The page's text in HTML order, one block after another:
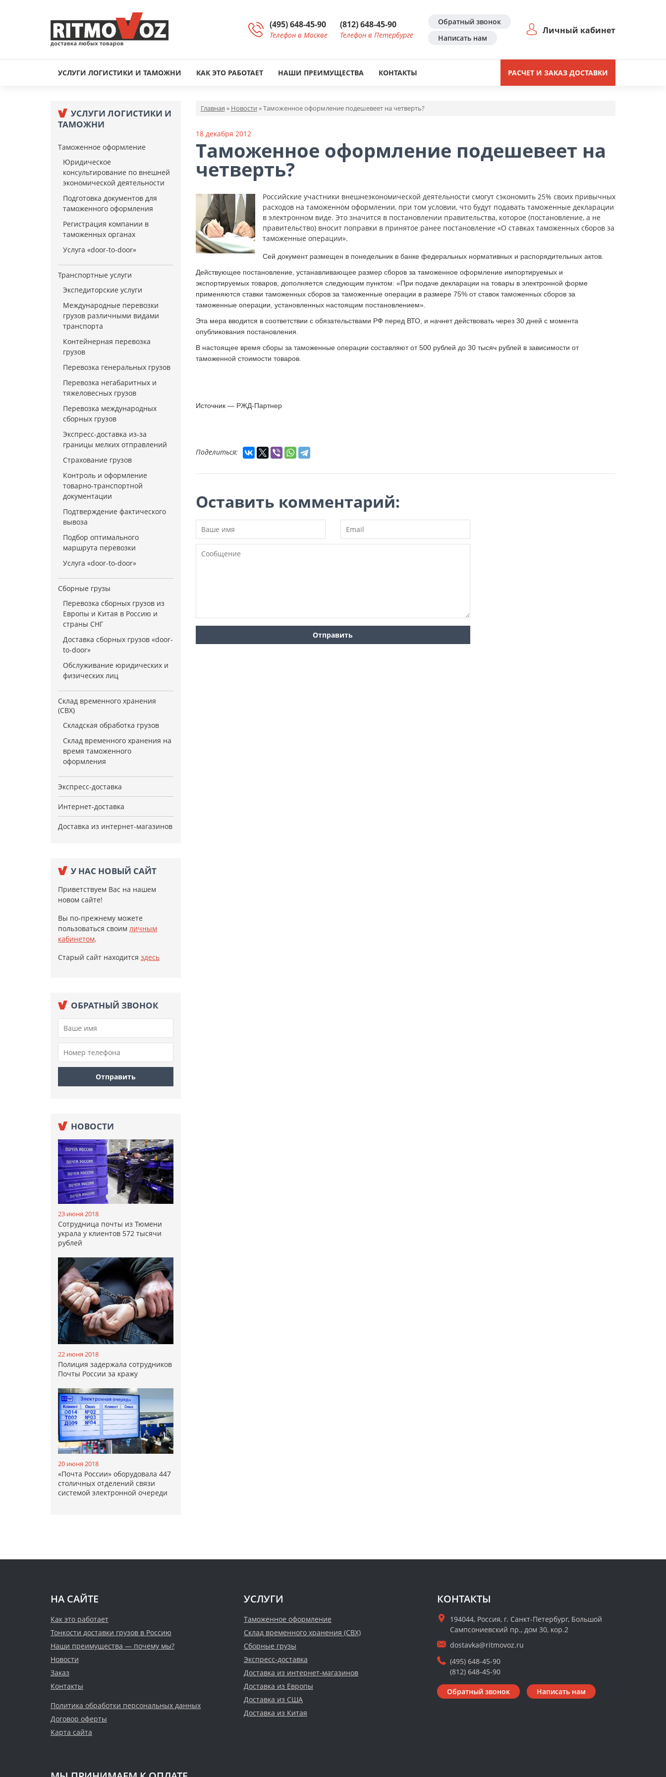
(495) 648-45-90
Телефон в Москве
(812) 648-45-90
Телефон в Петербурге
Обратный звонок
Написать нам
Личный кабинет
УСЛУГИ ЛОГИСТИКИ И ТАМОЖНИ КАК ЭТО РАБОТАЕТ НАШИ ПРЕИМУЩЕСТВА КОНТАКТЫ РАСЧЕТ И ЗАКАЗ ДОСТАВКИ
УСЛУГИ ЛОГИСТИКИ И
ТАМОЖНИ
Таможенное оформление
Юридическое
консультирование по внешней
экономической деятельности
Подготовка документов для
таможенного оформления
Регистрация компании в
таможенных органах
Услуга «door-to-door»
Транспортные услуги
Экспедиторские услуги
Международные перевозки
грузов различными видами
транспорта
Контейнерная перевозка
грузов
Перевозка генеральных грузов
Перевозка негабаритных и
тяжеловесных грузов
Перевозка международных
сборных грузов
Экспресс-доставка из-за
границы мелких отправлений
Страхование грузов
Контроль и оформление
товарно-транспортной
документации
Подтверждение фактического
вывоза
Подбор оптимального
маршрута перевозки
Услуга «door-to-door»
Сборные грузы
Перевозка сборных грузов из
Европы и Китая в Россию и
страны СНГ
Доставка сборных грузов «door-
to-door»
Обслуживание юридических и
физических лиц
Склад временного хранения
(СВХ)
Складская обработка грузов
Склад временного хранения на
время таможенного
оформления
Экспресс-доставка
Интернет-доставка
Доставка из интернет-магазинов
У НАС НОВЫЙ САЙТ
Приветствуем Вас на нашем
новом сайте!
Вы по-прежнему можете
пользоваться своим личным
кабинетом.
Старый сайт находится здесь
ОБРАТНЫЙ ЗВОНОК
НОВОСТИ
23 июня 2018
Сотрудница почты из Тюмени
украла у клиентов 572 тысячи
рублей
22 июня 2018
Полиция задержала сотрудников
Почты России за кражу
20 июня 2018
«Почта России» оборудовала 447
столичных отделений связи
системой электронной очереди
Главная » Новости »Таможенное оформление подешевеет на четверть?
18 декабря 2012
Таможенное оформление подешевеет на
четверть?
Российские участники внешнеэкономической деятельности смогут сэкономить 25% своих привычных
расходов на таможенном оформлении, при том условии, что будут подавать таможенные декларации
в электронном виде. Это значится в постановлении правительства, которое (постановление, а не
правительство) вносит поправки в принятое ранее постановление «О ставках таможенных сборов за
таможенные операции».
Сей документ размещен в понедельник в банке федеральных нормативных и распорядительных актов.
Действующее постановление, устанавливающее размер сборов за таможенное оформление импортируемых и
экспортируемых товаров, дополняется следующим пунктом: «При подаче декларации на товары в электронной форме
применяются ставки таможенных сборов за таможенные операции в размере 75% от ставок таможенных сборов за
таможенные операции, установленных настоящим постановлением».
Эта мера вводится в соответствии с обязательствами РФ перед ВТО, и начнет действовать через 30 дней с момента
опубликования постановления.
В настоящее время сборы за таможенные операции составляют от 500 рублей до 30 тысяч рублей в зависимости от
таможенной стоимости товаров.
Источник — РЖД-Партнер
Поделиться:
Оставить комментарий:
НА САЙТЕ
Как это работает
Тонкости доставки грузов в Россию
Наши преимущества — почему мы?
Новости
Заказ
Контакты
Политика обработки персональных данных
Договор оферты
Карта сайта
УСЛУГИ
Таможенное оформление
Склад временного хранения (СВХ)
Сборные грузы
Экспресс-доставка
Доставка из интернет-магазинов
Доставка из Европы
Доставка из США
Доставка из Китая
КОНТАКТЫ
194044, Россия, г. Санкт-Петербург, Большой
Сампсониевский пр., дом 30, кор.2
dostavka@ritmovoz.ru
(495) 648-45-90
(812) 648-45-90
Обратный звонок Написать нам